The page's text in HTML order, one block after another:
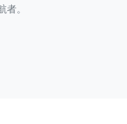
。